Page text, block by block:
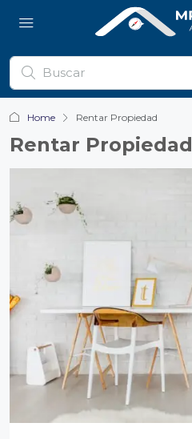
Home Rentar Propiedad
Rentar Propiedad